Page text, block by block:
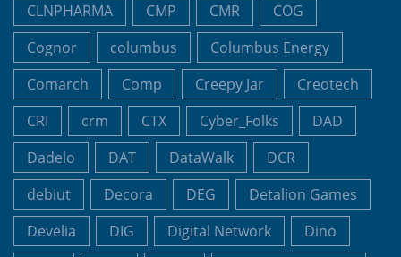
CLNPHARMA
CMP CMR
COG
Cognor
columbus
Columbus Energy
Comarch
Comp Creepy Jar
Creotech
CRI
crm CTX Cyber_Folks
DAD
Dadelo
DAT DataWalk
DCR
debiut
Decora DEG
Detalion Games
Develia
DIG Digital Network
Dino